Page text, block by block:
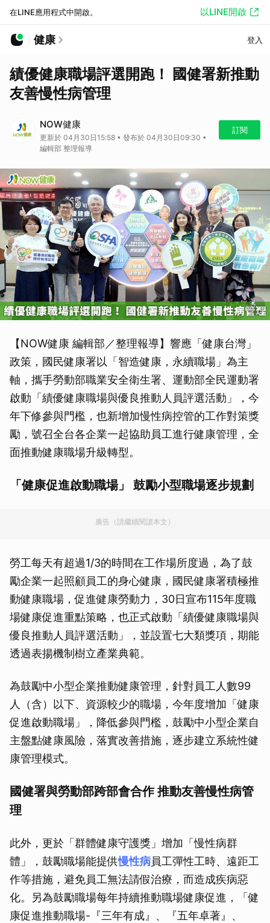
在LINE應用程式中開啟。 以LINE開啟
健康 登入
績優健康職場評選開跑！ 國健署新推動
友善慢性病管理
NOW健康
更新於 04月30日15:58 • 發布於 04月30日09:30 •
編輯部 整理報導
訂閱
【NOW健康 編輯部／整理報導】響應「健康台灣」
政策，國民健康署以「智造健康，永續職場」為主
軸，攜手勞動部職業安全衛生署、運動部全民運動署
啟動「績優健康職場與優良推動人員評選活動」，今
年下修參與門檻，也新增加慢性病控管的工作對策獎
勵，號召全台各企業一起協助員工進行健康管理，全
面推動健康職場升級轉型。
「健康促進啟動職場」 鼓勵小型職場逐步規劃
廣告（請繼續閱讀本文）
勞工每天有超過1/3的時間在工作場所度過，為了鼓
勵企業一起照顧員工的身心健康，國民健康署積極推
動健康職場，促進健康勞動力，30日宣布115年度職
場健康促進重點策略，也正式啟動「績優健康職場與
優良推動人員評選活動」，並設置七大類獎項，期能
透過表揚機制樹立產業典範。
為鼓勵中小型企業推動健康管理，針對員工人數99
人（含）以下、資源較少的職場，今年度增加「健康
促進啟動職場」，降低參與門檻，鼓勵中小型企業自
主盤點健康風險，落實改善措施，逐步建立系統性健
康管理模式。
國健署與勞動部跨部會合作 推動友善慢性病管
理
此外，更於「群體健康守護獎」增加「慢性病群
體」，鼓勵職場能提供慢性病員工彈性工時、遠距工
作等措施，避免員工無法請假治療，而造成疾病惡
化。另為鼓勵職場每年持續推動職場健康促進，「健
康促進推動職場-『三年有成』、『五年卓著』、